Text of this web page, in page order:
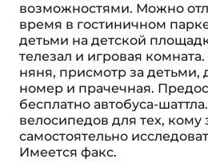
возможностями. Можно
время в гостиничном
детьми на детской
телезал и игровая
няня, присмотр за детьми,
номер и прачечная.
бесплатно автобуса-
велосипедов для тех, кому
самостоятельно
Имеется факс.